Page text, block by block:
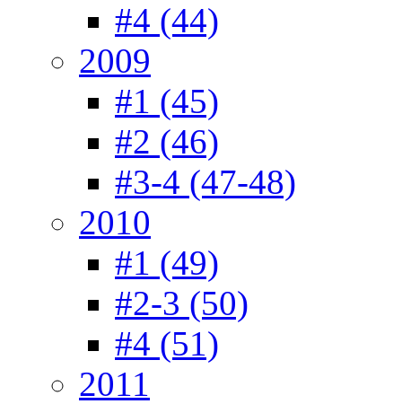
#4 (44)
2009
#1 (45)
#2 (46)
#3-4 (47-48)
2010
#1 (49)
#2-3 (50)
#4 (51)
2011